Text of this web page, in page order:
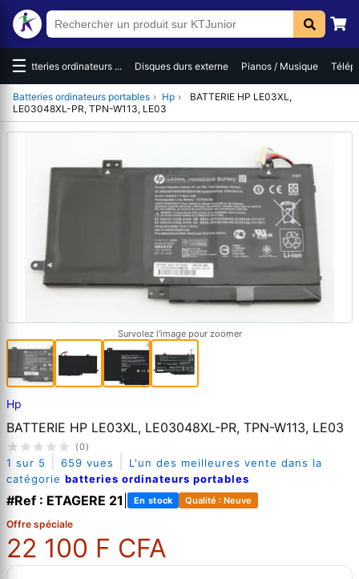
☰Batteries ordinateurs ... Disques durs externe Pianos / Musique
Batteries ordinateurs portables › Hp ›
BATTERIE HP LE03XL,
LE03048XL-PR, TPN-W113, LE03
Survolez l'image pour zoomer
Hp
BATTERIE HP LE03XL, LE03048XL-PR, TPN-W113, LE03
(0)
1 sur 5 659 vues
L'un des meilleures vente dans la
catégorie batteries ordinateurs portables
#Ref : ETAGERE 21 En stock Qualité : Neuve
Offre spéciale
22 100 F CFA